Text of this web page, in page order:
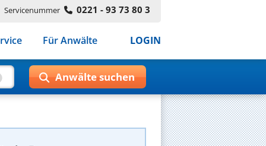
Servicenummer 0221 - 93 73 80 3
Für Anwälte LOGIN